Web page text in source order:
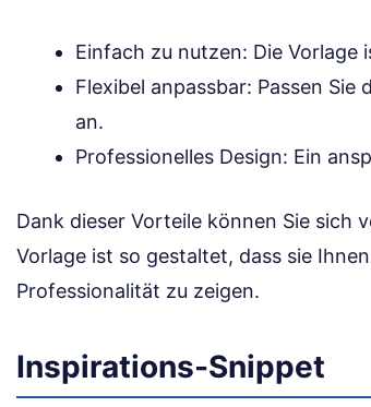
Einfach zu nutzen: Die
Flexibel anpassbar: Passen
an.
Professionelles Design: Ein
Dank dieser Vorteile können Sie sich
Vorlage ist so gestaltet, dass sie
Professionalität zu zeigen.
Inspirations-Snippet